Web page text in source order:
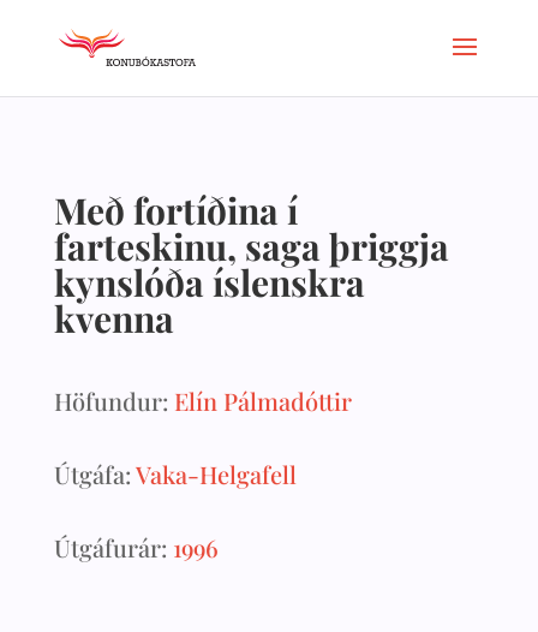
Með fortíðina í
farteskinu, saga þriggja
kynslóða íslenskra
kvenna
Höfundur: Elín Pálmadóttir
Útgáfa:Vaka-Helgafell
Útgáfurár: 1996